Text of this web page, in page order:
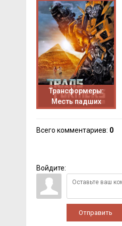
Трансформеры:
Месть падших
Всего комментариев: 0
Войдите:
Отправить